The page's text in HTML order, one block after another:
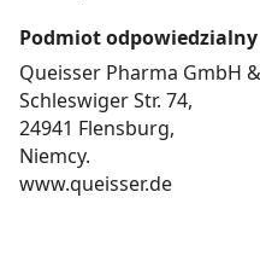
Podmiot odpowiedzialny
Queisser Pharma GmbH
Schleswiger Str. 74,
24941 Flensburg,
Niemcy.
www.queisser.de